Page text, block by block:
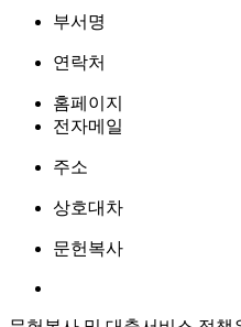
부서명
연락처
홈페이지
전자메일
주소
상호대차
문헌복사